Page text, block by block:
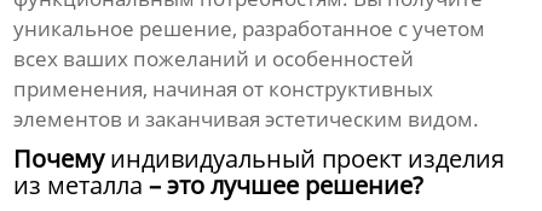
уникальное решение, разработанное с учетом
всех ваших пожеланий и особенностей
применения, начиная от конструктивных
элементов и заканчивая эстетическим видом.
Почемуиндивидуальный проект изделия
из металла – это лучшее решение?